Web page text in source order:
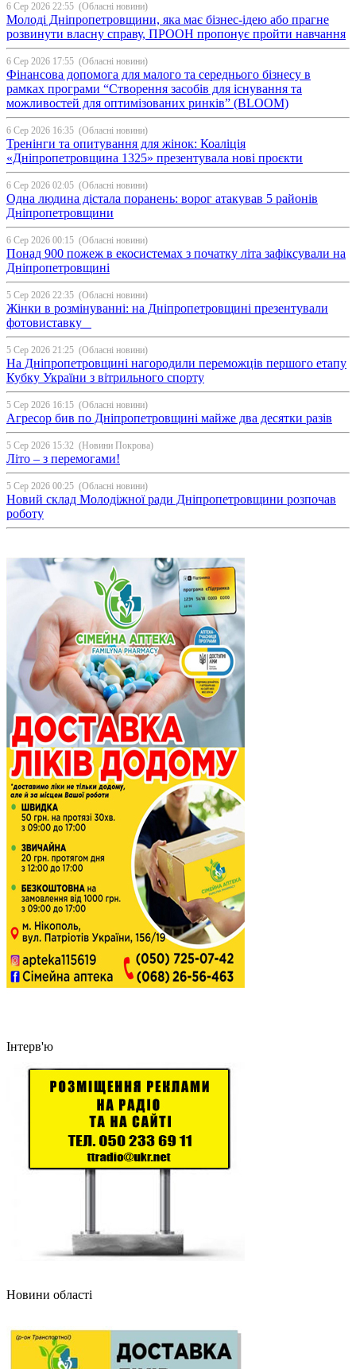
6 Сер 2026 22:55 (Обласні новини)
Молоді Дніпропетровщини, яка має бізнес-ідею або прагне
розвинути власну справу, ПРООН пропонує пройти навчання
6 Сер 2026 17:55 (Обласні новини)
Фінансова допомога для малого та середнього бізнесу в
рамках програми “Створення засобів для існування та
можливостей для оптимізованих ринків” (BLOOM)
6 Сер 2026 16:35 (Обласні новини)
Тренінги та опитування для жінок: Коаліція
«Дніпропетровщина 1325» презентувала нові проєкти
6 Сер 2026 02:05 (Обласні новини)
Одна людина дістала поранень: ворог атакував 5 районів
Дніпропетровщини
6 Сер 2026 00:15 (Обласні новини)
Понад 900 пожеж в екосистемах з початку літа зафіксували на
Дніпропетровщині
5 Сер 2026 22:35 (Обласні новини)
Жінки в розмінуванні: на Дніпропетровщині презентували
фотовиставку
5 Сер 2026 21:25 (Обласні новини)
На Дніпропетровщині нагородили переможців першого етапу
Кубку України з вітрильного спорту
5 Сер 2026 16:15 (Обласні новини)
Агресор бив по Дніпропетровщині майже два десятки разів
5 Сер 2026 15:32 (Новини Покрова)
Літо – з перемогами!
5 Сер 2026 00:25 (Обласні новини)
Новий склад Молодіжної ради Дніпропетровщини розпочав
роботу
Інтерв'ю
Новини області